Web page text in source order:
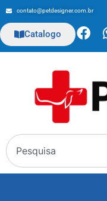
contato@petdesigner.com.br
Catalogo